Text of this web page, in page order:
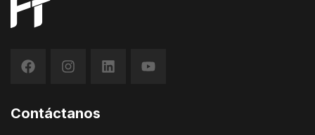
Contáctanos